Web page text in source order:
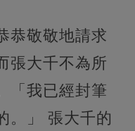
恭敬敬地請求
張大千不為所
「我已經封筆
。」 張大千的